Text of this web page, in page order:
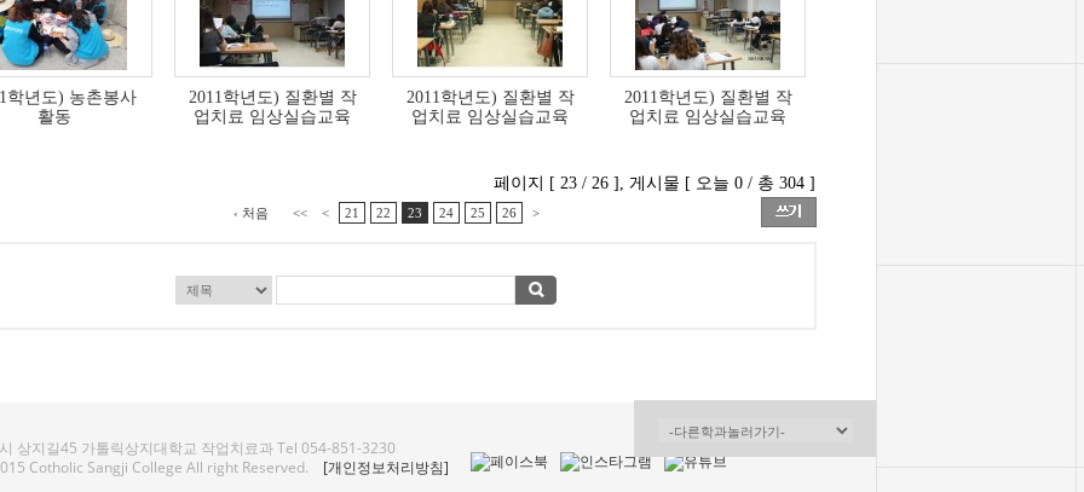
학년도) 농촌봉사
활동
2011학년도) 질환별 작
업치료 임상실습교육
2011학년도) 질환별 작
업치료 임상실습교육
2011학년도) 질환별 작
업치료 임상실습교육
페이지 [ 23 / 26 ], 게시물 [ 오늘 0 / 총 304 ]
‹ 처음 << < 21 22 23 24 25 26 >
상지길45 가톨릭상지대학교 작업치료과 Tel 054-851-3230
Cotholic Sangji College All right Reserved. [개인정보처리방침]